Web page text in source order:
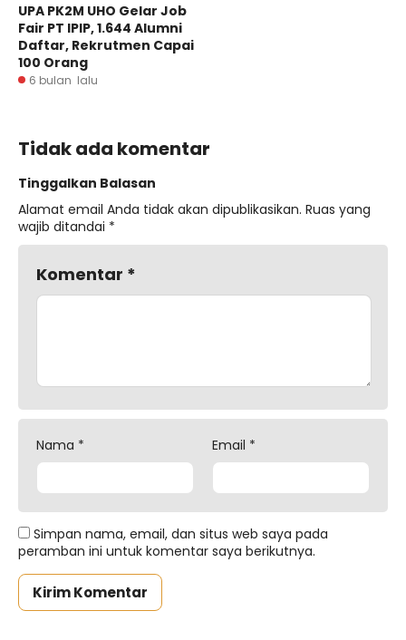
UPA PK2M UHO Gelar Job
Fair PT IPIP, 1.644 Alumni
Daftar, Rekrutmen Capai
100 Orang
6 bulan lalu
Tidak ada komentar
Tinggalkan Balasan
Alamat email Anda tidak akan dipublikasikan. Ruas yang
wajib ditandai *
Komentar *
Nama * Email *
Simpan nama, email, dan situs web saya pada
peramban ini untuk komentar saya berikutnya.